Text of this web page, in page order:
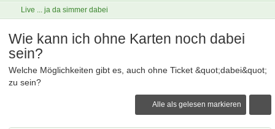
Live ... ja da simmer dabei
Wie kann ich ohne Karten noch dabei
sein?
Welche Möglichkeiten gibt es, auch ohne Ticket &quot;dabei&quot;
zu sein?
Alle als gelesen markieren